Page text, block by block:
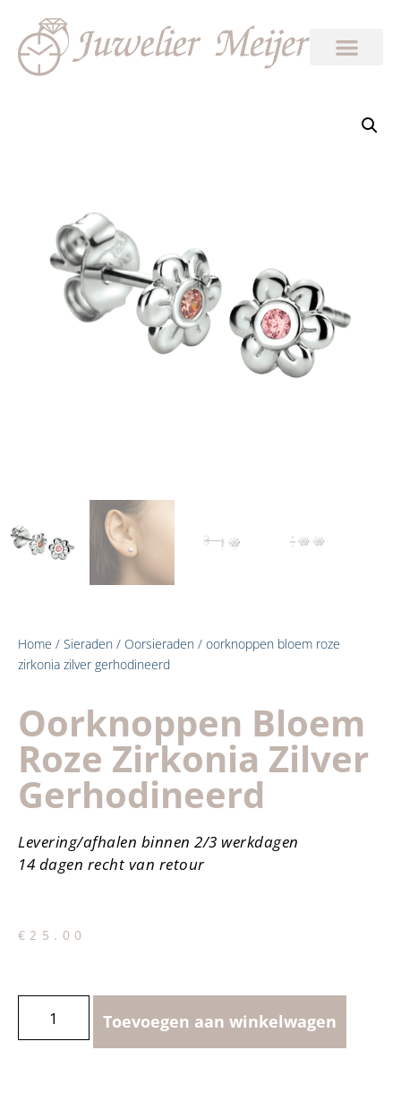
Home / Sieraden / Oorsieraden / oorknoppen bloem roze
zirkonia zilver gerhodineerd
Oorknoppen Bloem
Roze Zirkonia Zilver
Gerhodineerd
Levering/afhalen binnen 2/3 werkdagen
14 dagen recht van retour
€ 25.00
Toevoegen aan winkelwagen